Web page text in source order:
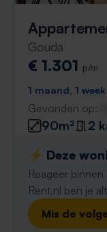
Gouda
€ 1.301 p/m
1 maand, 1
Gevonden op:
90m²
2
⚡️ Deze
Reageer
Rent.nl ben je
Mis de